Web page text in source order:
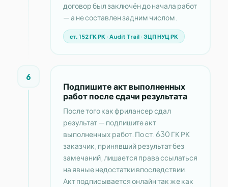
договор был заключён до начала работ
— а не составлен задним числом.
ст. 152 ГК РК · Audit Trail · ЭЦП НУЦ РК
6
Подпишите акт выполненных
работ после сдачи результата
После того как фрилансер сдал
результат — подпишите акт
выполненных работ. По ст. 630 ГК РК
заказчик, принявший результат без
замечаний, лишается права ссылаться
на явные недостатки впоследствии.
Акт подписывается онлайн так же как